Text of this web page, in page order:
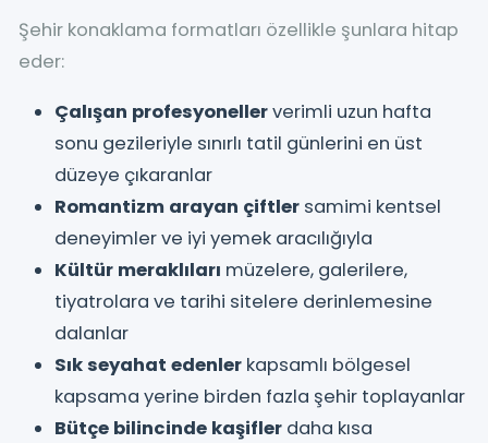
Şehir konaklama formatları özellikle şunlara hitap
eder:
Çalışan profesyonellerverimli uzun hafta
sonu gezileriyle sınırlı tatil günlerini en üst
düzeye çıkaranlar
Romantizm arayan çiftlersamimi kentsel
deneyimler ve iyi yemek aracılığıyla
Kültür meraklıları müzelere, galerilere,
tiyatrolara ve tarihi sitelere derinlemesine
dalanlar
Sık seyahat edenlerkapsamlı bölgesel
kapsama yerine birden fazla şehir toplayanlar
Bütçe bilincinde kaşiflerdaha kısa